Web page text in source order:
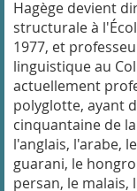
Hagège devient
structurale à
1977, et
linguistique au
actuellement
polyglotte, ayant
cinquantaine de
l'anglais, l'arabe,
guarani, le
persan, le malais,